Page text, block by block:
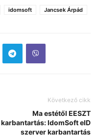
idomsoft Jancsek Árpád
Következő cikk
Ma estétől EESZT
karbantartás: IdomSoft eID
szerver karbantartás